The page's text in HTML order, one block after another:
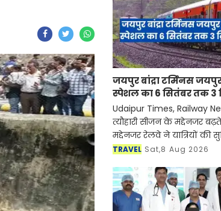
जयपुर बांद्रा टर्मिनस
स्पेशल का 6 सितंबर तक 3
Udaipur Times, Railway
त्यौहारी सीजन के मद्देनजर
मद्देनजर रेलवे ने यात्रियों की
जयपुर बांद्रा टर्मिनस जयपुर
TRAVEL Sat,8 Aug 2026